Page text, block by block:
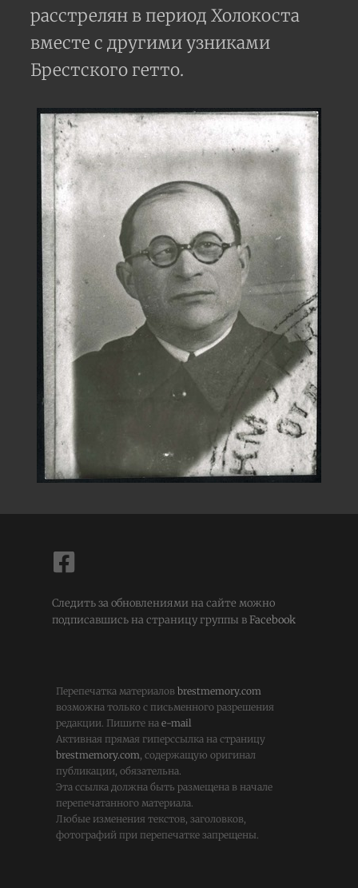
расстрелян в период Холокоста
вместе с другими узниками
Брестского гетто.
Следить за обновлениями на сайте можно
подписавшись на страницу группы вFacebook
Перепечатка материалов brestmemory.com
возможна только с письменного разрешения
редакции. Пишите на e-mail
Активная прямая гиперссылка на страницу
brestmemory.com, содержащую оригинал
публикации, обязательна.
Эта ссылка должна быть размещена в начале
перепечатанного материала.
Любые изменения текстов, заголовков,
фотографий при перепечатке запрещены.